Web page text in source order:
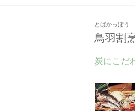
とばかっぽう
鳥羽割
炭にこだ